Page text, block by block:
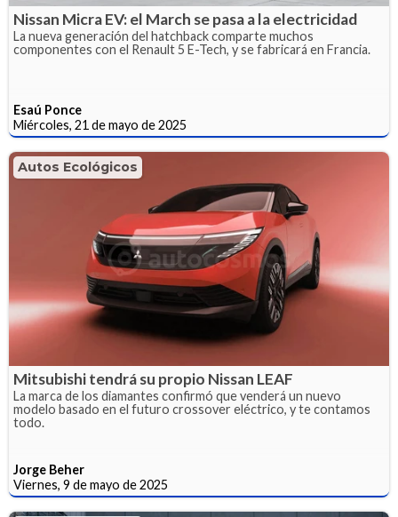
Nissan Micra EV: el March se pasa a la electricidad
La nueva generación del hatchback comparte muchos
componentes con el Renault 5 E-Tech, y se fabricará en Francia.
Esaú Ponce
Miércoles, 21 de mayo de 2025
Autos Ecológicos
Mitsubishi tendrá su propio Nissan LEAF
La marca de los diamantes confirmó que venderá un nuevo
modelo basado en el futuro crossover eléctrico, y te contamos
todo.
Jorge Beher
Viernes, 9 de mayo de 2025